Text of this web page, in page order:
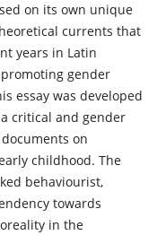
on its own unique
currents that
years in Latin
gender
essay was developed
critical and gender
on
childhood. The
behaviourist,
towards
in the